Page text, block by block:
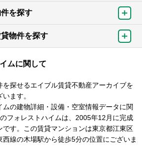
を探す
物件を探す
ムに関して
探せるエイブル賃貸不動産アーカイブを
ます。
ムの建物詳細・設備・空室情報データに関
フォレストハイムは、2005年12月に完成
です。この賃貸マンションは東京都江東区
線の木場駅から徒歩5分の位置にございま